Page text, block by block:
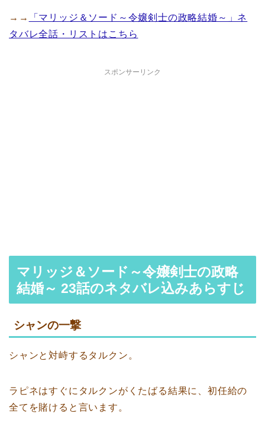
→→
「マリッジ＆ソード～令嬢剣士の政略結婚～」ネ
タバレ全話・リストはこちら
スポンサーリンク
マリッジ＆ソード～令嬢剣士の政略
結婚～ 23話のネタバレ込みあらすじ
シャンの一撃
シャンと対峙するタルクン。
ラピネはすぐにタルクンがくたばる結果に、初任給の
全てを賭けると言います。